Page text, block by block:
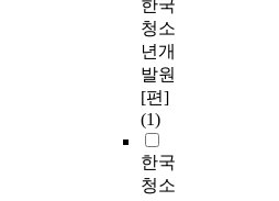
한국
청소
년개
발원
[편]
(1)
한국
청소